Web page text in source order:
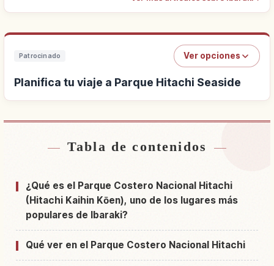
Patrocinado Ver opciones
Planifica tu viaje a Parque Hitachi Seaside
Buscar alojamiento cerca de Parque Hitachi
Buscar experiencias en Parque Hitachi Seaside
Tabla de contenidos
¿Qué es el Parque Costero Nacional Hitachi
(Hitachi Kaihin Kōen), uno de los lugares más
populares de Ibaraki?
Qué ver en el Parque Costero Nacional Hitachi